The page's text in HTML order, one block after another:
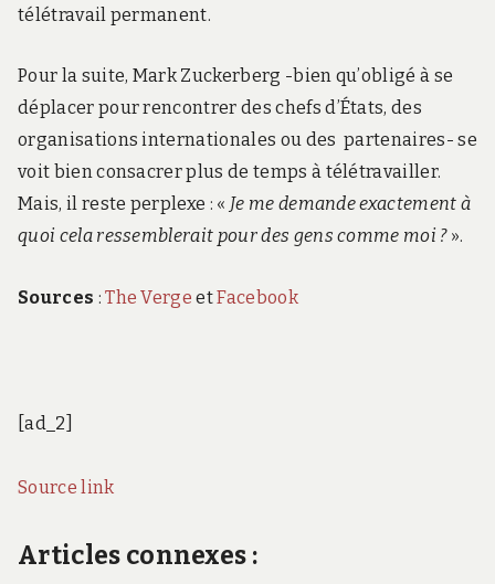
télétravail permanent.
Pour la suite, Mark Zuckerberg -bien qu’obligé à se
déplacer pour rencontrer des chefs d’États, des
organisations internationales ou des partenaires- se
voit bien consacrer plus de temps à télétravailler.
Mais, il reste perplexe : « Je me demande exactement à
quoi cela ressemblerait pour des gens comme moi ?».
Sources :The Verge etFacebook
[ad_2]
Source link
Articles connexes :